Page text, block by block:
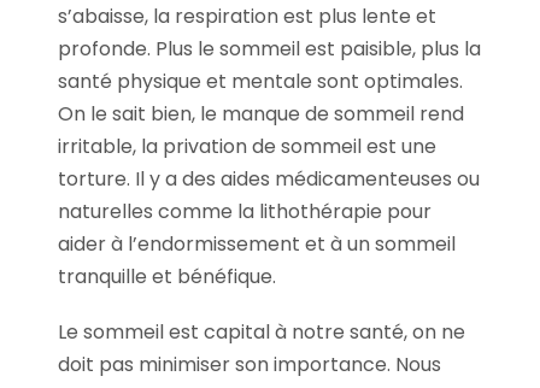
s’abaisse, la respiration est plus lente et
profonde. Plus le sommeil est paisible, plus la
santé physique et mentale sont optimales.
On le sait bien, le manque de sommeil rend
irritable, la privation de sommeil est une
torture. Il y a des aides médicamenteuses ou
naturelles comme la lithothérapie pour
aider à l’endormissement et à un sommeil
tranquille et bénéfique.
Le sommeil est capital à notre santé, on ne
doit pas minimiser son importance. Nous